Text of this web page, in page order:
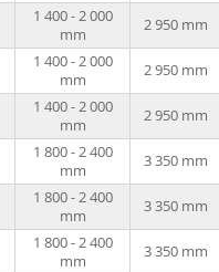
1 400 - 2 000
mm
2 950 mm
1 400 - 2 000
mm
2 950 mm
1 400 - 2 000
mm
2 950 mm
1 800 - 2 400
mm
3 350 mm
1 800 - 2 400
mm
3 350 mm
1 800 - 2 400
mm
3 350 mm